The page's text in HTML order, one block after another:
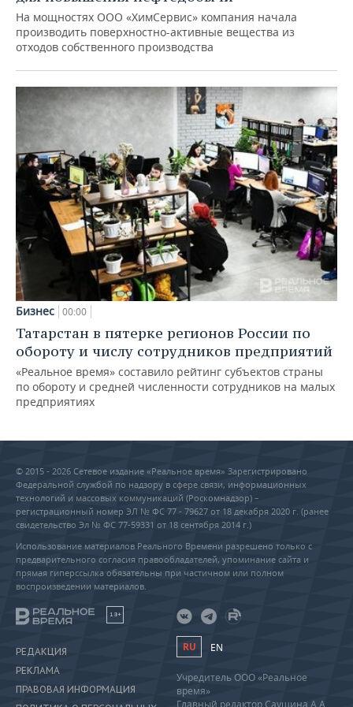
На мощностях ООО «ХимСервис» компания начала
производить поверхностно-активные вещества из
отходов собственного производства
Бизнес 00:00
Татарстан в пятерке регионов России по
обороту и числу сотрудников предприятий
«Реальное время» составило рейтинг субъектов страны
по обороту и средней численности сотрудников на малых
предприятиях
© 2015 - 2026 Сетевое издание «Реальное время» Зарегистрировано
Федеральной службой по надзору в сфере связи, информационных
технологий и массовых коммуникаций (Роскомнадзор) –
регистрационный номер ЭЛ № ФС 77 - 79627 от 18 декабря 2020 г. (ранее
свидетельство Эл № ФС 77-59331 от 18 сентября 2014 г.)
Использование материалов Реального Времени разрешено только с
предварительного согласия правообладателей, упоминание сайта и
прямая гиперссылка обязательны при частичном или полном
воспроизведении материалов.
18+
РЕДАКЦИЯ
РЕКЛАМА
ПРАВОВАЯ ИНФОРМАЦИЯ
RU EN
Учредитель ООО «Реальное
время»
Главный редактор Саушина А.А.